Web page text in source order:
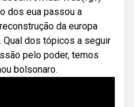
dos eua passou a
da europa
Qual dos tópicos a seguir
pelo poder, temos
bolsonaro.